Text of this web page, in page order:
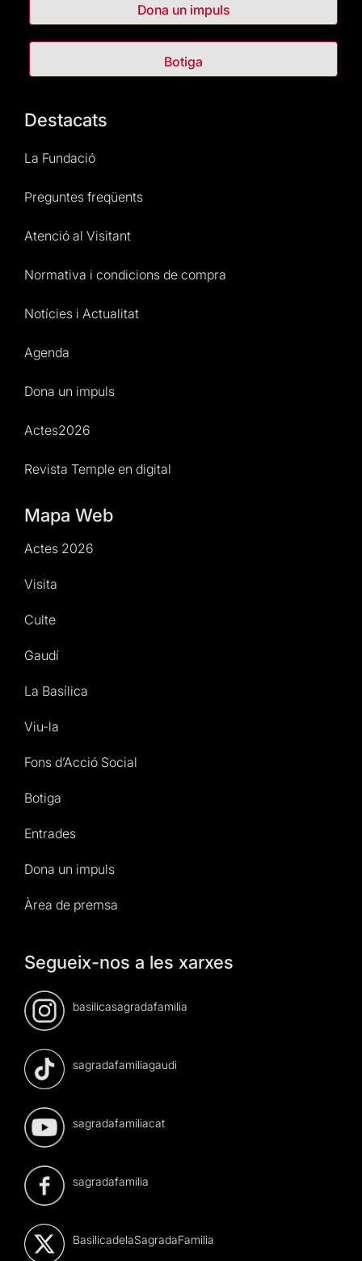
Dona un impuls
Botiga
Destacats
La Fundació
Preguntes freqüents
Atenció al Visitant
Normativa i condicions de compra
Notícies i Actualitat
Agenda
Dona un impuls
Actes2026
Revista Temple en digital
Mapa Web
Actes 2026
Visita
Culte
Gaudí
La Basílica
Viu-la
Fons d’Acció Social
Botiga
Entrades
Dona un impuls
Àrea de premsa
Segueix-nos a les xarxes
basilicasagradafamilia
sagradafamiliagaudi
sagradafamiliacat
sagradafamilia
BasilicadelaSagradaFamilia